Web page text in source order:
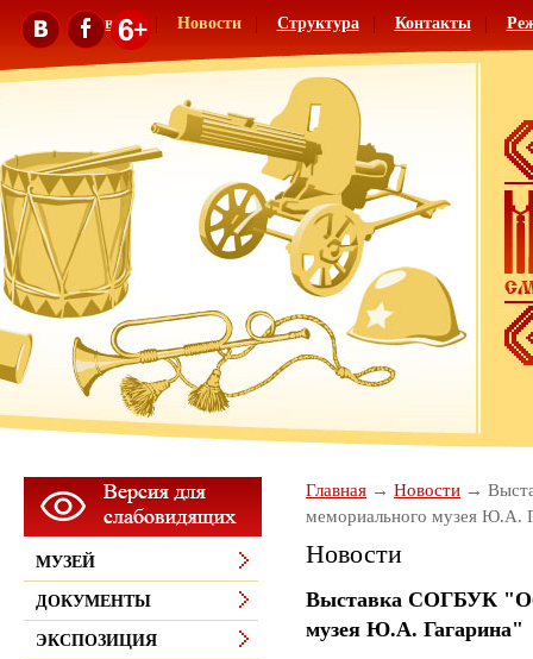
Главная Новости Структура Контакты
Главная Новости
мемориального музея Ю.А.
Новости
Выставка СОГБУК
музея Ю.А. Гагарина"
МУЗЕЙ
ДОКУМЕНТЫ
ЭКСПОЗИЦИЯ